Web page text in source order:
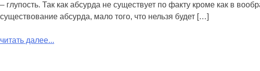
– глупость. Так как абсурда не существует по факту кроме как в
существование абсурда, мало того, что нельзя будет […]
читать далее...